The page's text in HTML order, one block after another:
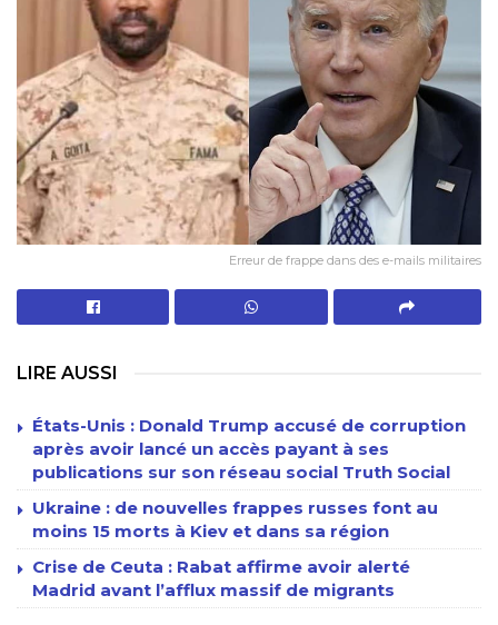
Erreur de frappe dans des e-mails militaires
LIRE AUSSI
États-Unis : Donald Trump accusé de corruption
après avoir lancé un accès payant à ses
publications sur son réseau social Truth Social
Ukraine : de nouvelles frappes russes font au
moins 15 morts à Kiev et dans sa région
Crise de Ceuta : Rabat affirme avoir alerté
Madrid avant l’afflux massif de migrants